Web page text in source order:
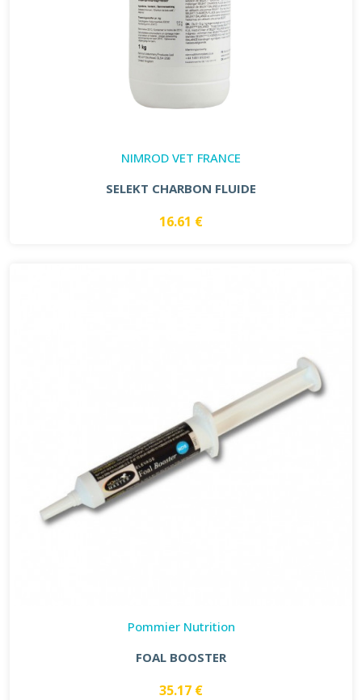
NIMROD VET FRANCE
SELEKT CHARBON FLUIDE
16.61 €
Pommier Nutrition
FOAL BOOSTER
35.17 €